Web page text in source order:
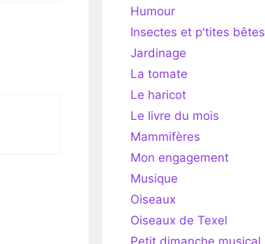
Humour
Insectes et p'tites bêtes
Jardinage
La tomate
Le haricot
Le livre du mois
Mammifères
Mon engagement
Musique
Oiseaux
Oiseaux de Texel
Petit dimanche musical